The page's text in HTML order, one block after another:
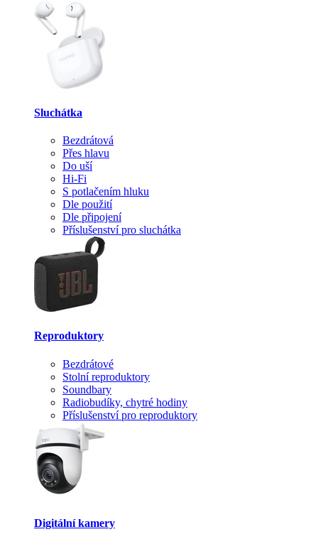
Sluchátka
Bezdrátová
Přes hlavu
Do uší
Hi-Fi
S potlačením hluku
Dle použití
Dle připojení
Příslušenství pro sluchátka
Reproduktory
Bezdrátové
Stolní reproduktory
Soundbary
Radiobudíky, chytré hodiny
Příslušenství pro reproduktory
Digitální kamery